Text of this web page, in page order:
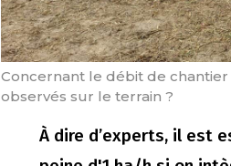
Concernant le débit de
observés sur le terrain ?
À dire d’experts, il est